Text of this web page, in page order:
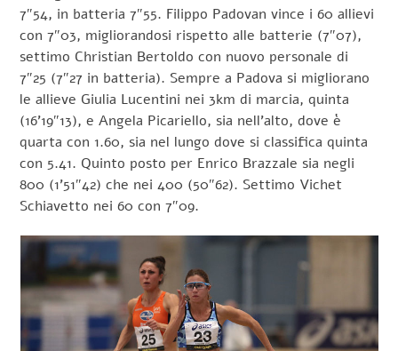
7″54, in batteria 7″55. Filippo Padovan vince i 60 allievi
con 7″03, migliorandosi rispetto alle batterie (7″07),
settimo Christian Bertoldo con nuovo personale di
7″25 (7″27 in batteria). Sempre a Padova si migliorano
le allieve Giulia Lucentini nei 3km di marcia, quinta
(16’19″13), e Angela Picariello, sia nell’alto, dove è
quarta con 1.60, sia nel lungo dove si classifica quinta
con 5.41. Quinto posto per Enrico Brazzale sia negli
800 (1’51″42) che nei 400 (50″62). Settimo Vichet
Schiavetto nei 60 con 7″09.